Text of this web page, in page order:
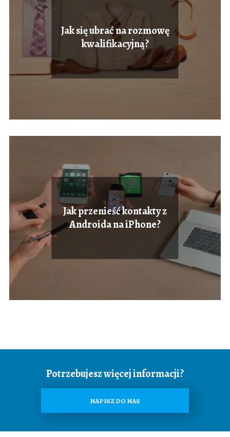
Jak się ubrać na rozmowę
kwalifikacyjną?
Jak przenieść kontakty z
Androida na iPhone?
Potrzebujesz więcej informacji?
NAPISZ DO NAS